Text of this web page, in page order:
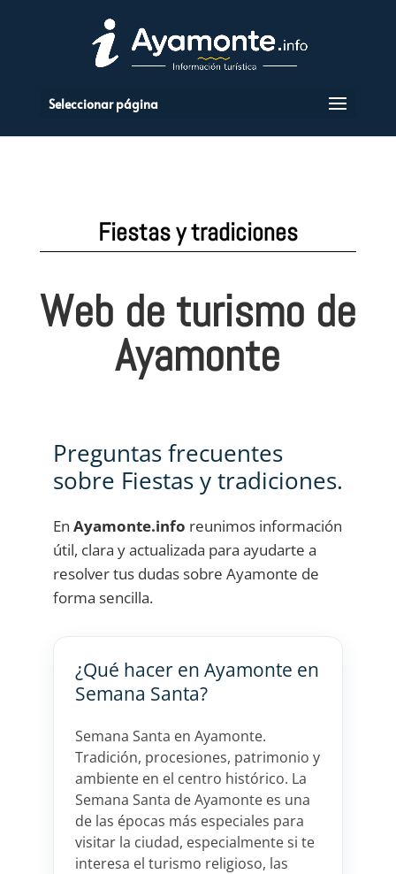
Seleccionar página
Fiestas y tradiciones
Web de turismo de
Ayamonte
Preguntas frecuentes
sobre Fiestas y tradiciones.
En Ayamonte.info reunimos información
útil, clara y actualizada para ayudarte a
resolver tus dudas sobre Ayamonte de
forma sencilla.
¿Qué hacer en Ayamonte en
Semana Santa?
Semana Santa en Ayamonte.
Tradición, procesiones, patrimonio y
ambiente en el centro histórico. La
Semana Santa de Ayamonte es una
de las épocas más especiales para
visitar la ciudad, especialmente si te
interesa el turismo religioso, las